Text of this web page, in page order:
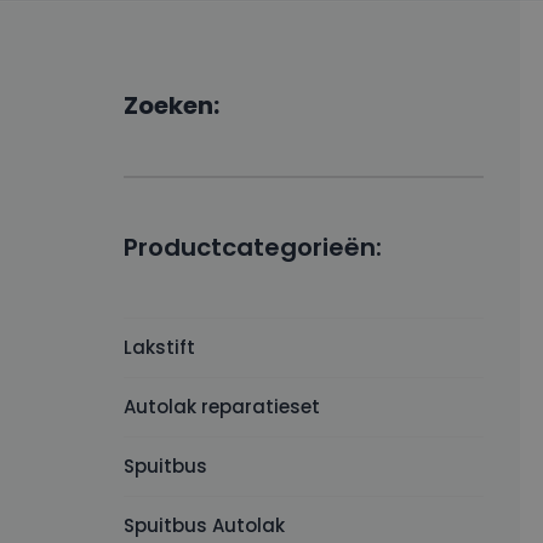
Zoeken:
Productcategorieën:
Lakstift
Autolak reparatieset
Spuitbus
Spuitbus Autolak